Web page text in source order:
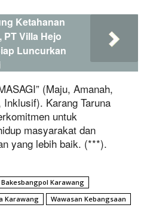
Ketahanan
Villa Hejo
Luncurkan
(Maju, Amanah,
Karang Taruna
untuk
masyarakat dan
yang lebih baik. (***).
Bakesbangpol Karawang
Karawang Wawasan Kebangsaan